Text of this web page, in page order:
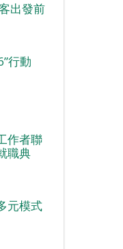
出發前
行動
作者聯
職典
元模式